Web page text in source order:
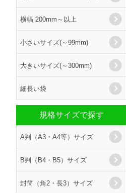
横幅 200mm～以上
小さいサイズ(～99mm)
大きいサイズ(～300mm)
細長い袋
規格サイズで探す
A判（A3・A4等）サイズ
B判（B4・B5）サイズ
封筒（角2・長3）サイズ